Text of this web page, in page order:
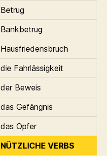
Betrug
Bankbetrug
Hausfriedensbruch
die Fahrlässigkeit
der Beweis
das Gefängnis
das Opfer
NÜTZLICHE VERBS